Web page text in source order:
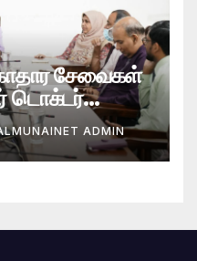
சேவைகள்
டொக்டர்
பிராந்திய
பணிமனைக்கு
ADMIN